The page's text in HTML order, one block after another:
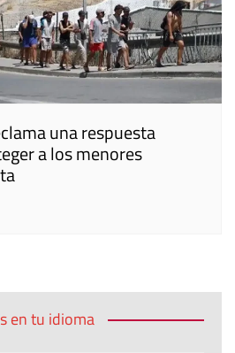
una respuesta
a los menores
en tu idioma